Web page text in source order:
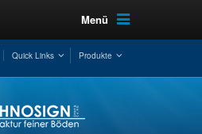
Menü
Quick Links Produkte